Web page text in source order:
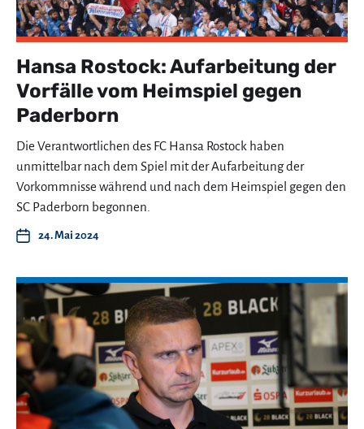
Hansa Rostock: Aufarbeitung der
Vorfälle vom Heimspiel gegen
Paderborn
Die Verantwortlichen des FC Hansa Rostock haben
unmittelbar nach dem Spiel mit der Aufarbeitung der
Vorkommnisse während und nach dem Heimspiel gegen den
SC Paderborn begonnen.
24. Mai 2024